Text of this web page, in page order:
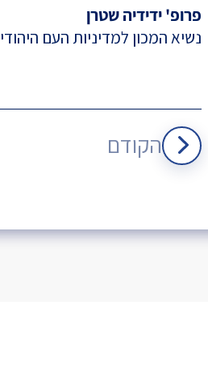
פרופ' ידידיה שטרן
נשיא המכון למדיניות העם היהודי
הקודם